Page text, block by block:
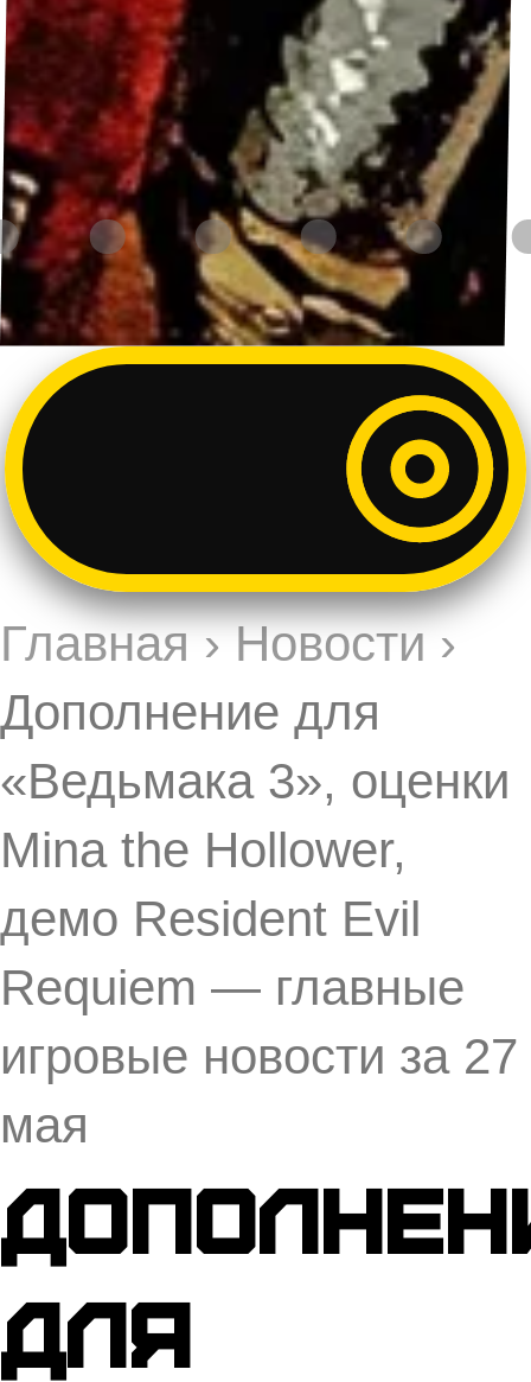
Главная›Новости ›
Дополнение для
«Ведьмака 3», оценки
Mina the Hollower,
демо Resident Evil
Requiem — главные
игровые новости за 27
мая
для